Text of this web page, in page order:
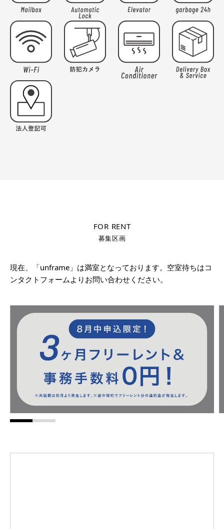
FOR RENT
募集区画
現在、「unframe」は満室となっております。空室待ちはコ
ンタクトフォームよりお問い合わせください。